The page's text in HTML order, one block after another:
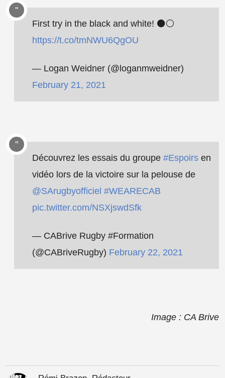
First try in the black and white! ⚫️⚪️
https://t.co/tmNWU6QgOU
— Logan Weidner (@loganmweidner)
February 21, 2021
Découvrez les essais du groupe #Espoirs en
vidéo lors de la victoire sur la pelouse de
@SArugbyofficiel #WEARECAB
pic.twitter.com/NSXjswdSfk
— CABrive Rugby #Formation
(@CABriveRugby) February 22, 2021
Image : CA Brive